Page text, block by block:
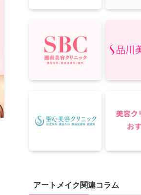
アートメイク関連コラム